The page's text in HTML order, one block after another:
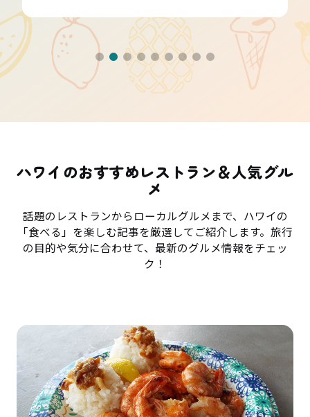
ハワイのおすすめレストラン＆人気グル
メ
話題のレストランからローカルグルメまで、ハワイの
「食べる」を楽しむ記事を厳選してご紹介します。旅行
の目的や気分に合わせて、最新のグルメ情報をチェッ
ク！